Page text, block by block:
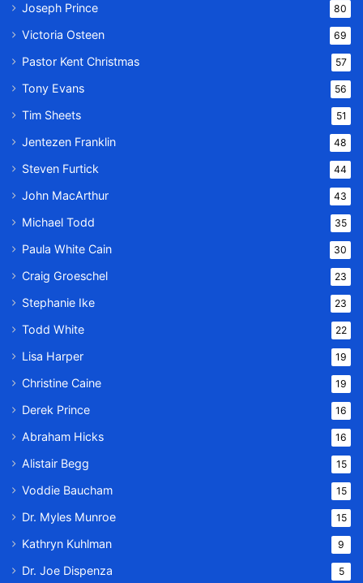
Joseph Prince 80
Victoria Osteen 69
Pastor Kent Christmas 57
Tony Evans 56
Tim Sheets 51
Jentezen Franklin 48
Steven Furtick 44
John MacArthur 43
Michael Todd 35
Paula White Cain 30
Craig Groeschel 23
Stephanie Ike 23
Todd White 22
Lisa Harper 19
Christine Caine 19
Derek Prince 16
Abraham Hicks 16
Alistair Begg 15
Voddie Baucham 15
Dr. Myles Munroe 15
Kathryn Kuhlman 9
Dr. Joe Dispenza 5